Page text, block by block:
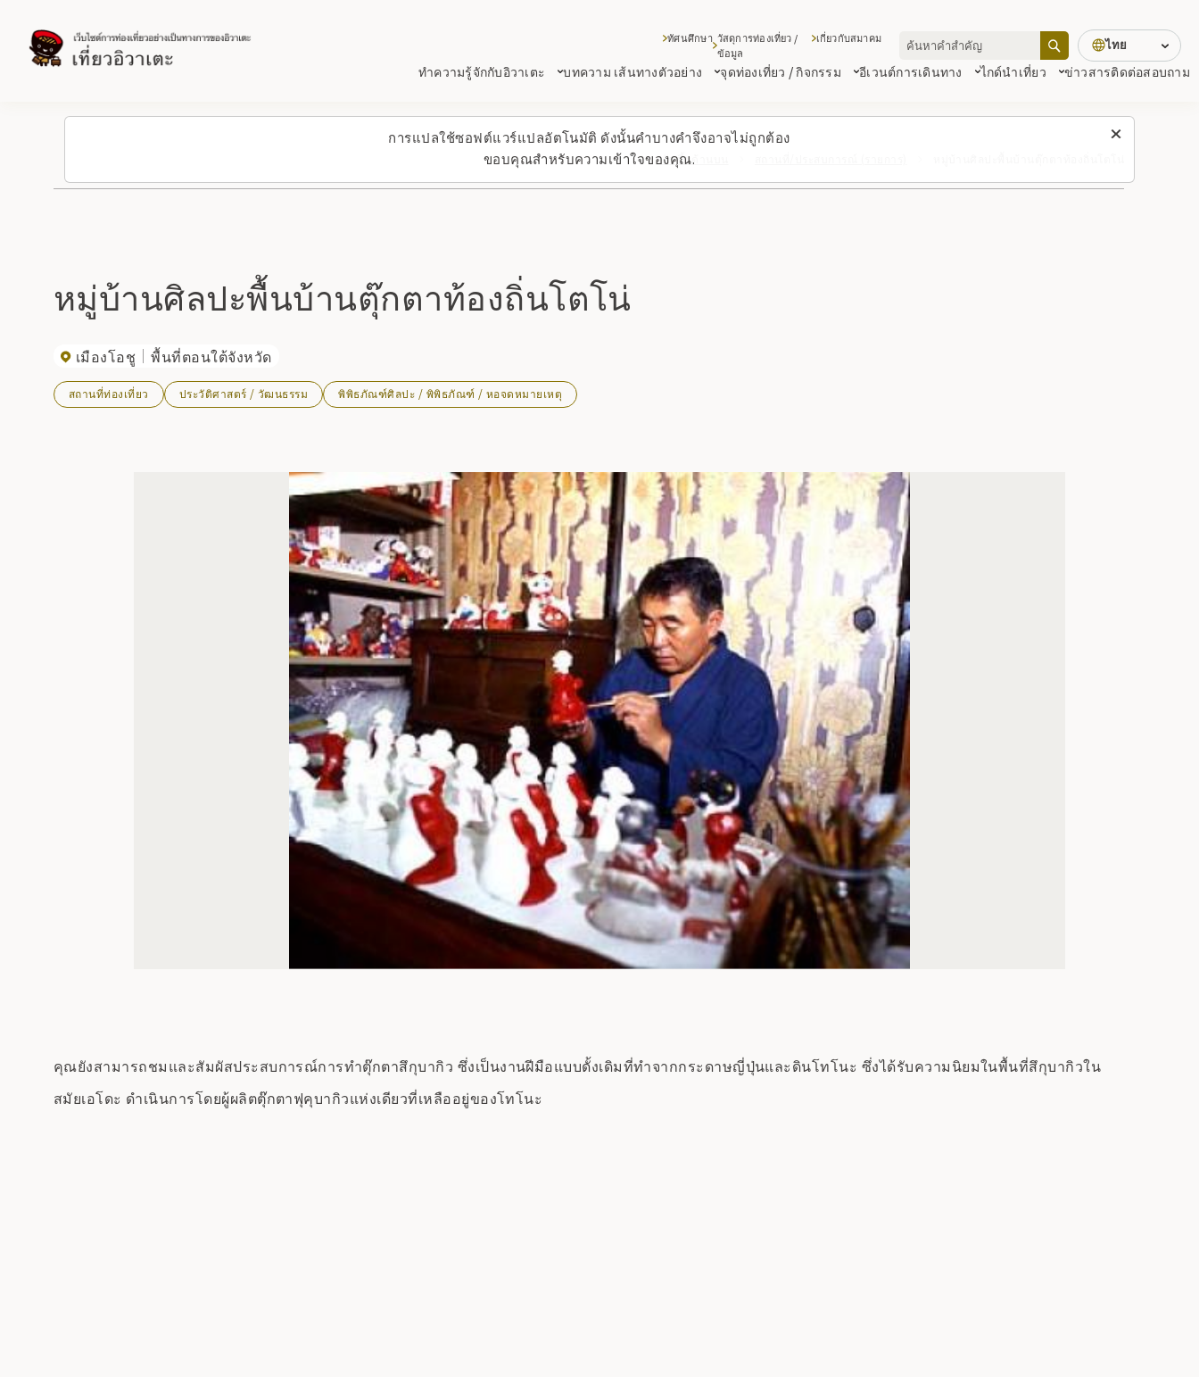
การแปลใช้ซอฟต์แวร์แปลอัตโนมัติ ดังนั้นคำบางคำจึงอาจไม่ถูกต้อง
ขอบคุณสำหรับความเข้าใจของคุณ.
ทำความรู้จักกับอิวาเตะ บทความ เส้นทางตัวอย่าง จุดท่องเที่ยว / กิจกรรม อีเวนต์การเดินทาง ไกด์นำเที่ยว ข่าวสารติดต่อสอบถาม
ทัศนศึกษา วัสดุการท่องเที่ยว /
ข้อมูล
เกี่ยวกับสมาคม ไทย
กลับขึ้นด้านบน
หมู่บ้านศิลปะพื้นบ้านตุ๊กตาท้องถิ่นโตโน่
เมืองโอชู พื้นที่ตอนใต้จังหวัด
สถานที่ท่องเที่ยว ประวัติศาสตร์ / วัฒนธรรม พิพิธภัณฑ์ศิลปะ / พิพิธภัณฑ์ / หอจดหมายเหตุ
คุณยังสามารถชมและสัมผัสประสบการณ์การทำตุ๊กตาสึกุบากิว ซึ่งเป็นงานฝีมือแบบดั้งเดิมที่ทำจากกระดาษญี่ปุ่นและดินโทโนะ ซึ่งได้รับความนิยมในพื้นที่สึกุบากิวใน
สมัยเอโดะ ดำเนินการโดยผู้ผลิตตุ๊กตาฟุคุบากิวแห่งเดียวที่เหลืออยู่ของโทโนะ